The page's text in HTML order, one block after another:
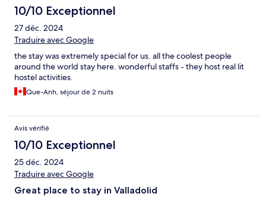
10/10 Exceptionnel
27 déc. 2024
Traduire avec Google
the stay was extremely special for us. all the coolest people
around the world stay here. wonderful staffs - they host real lit
hostel activities.
Que-Anh, séjour de 2 nuits
Avis vérifié
10/10 Exceptionnel
25 déc. 2024
Traduire avec Google
Great place to stay in Valladolid